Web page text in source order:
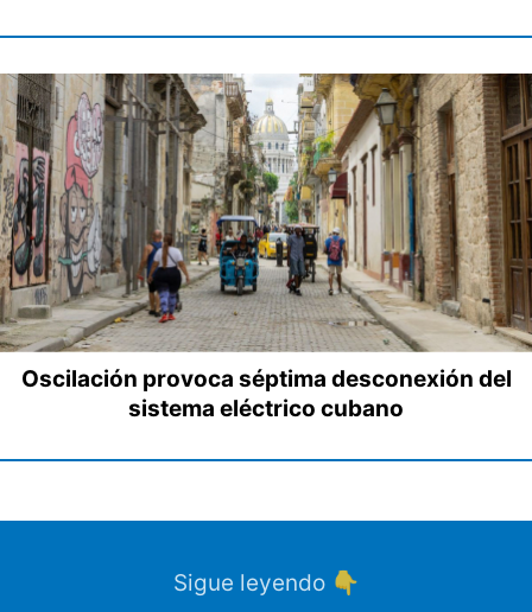
Oscilación provoca séptima desconexión del
sistema eléctrico cubano
Sigue leyendo 👇